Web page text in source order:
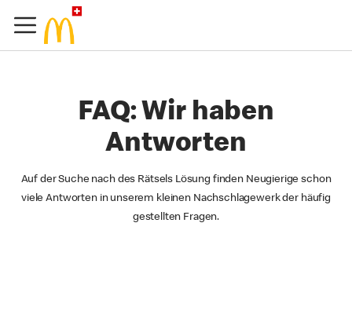
FAQ: Wir haben
Antworten
Auf der Suche nach des Rätsels Lösung finden Neugierige schon
viele Antworten in unserem kleinen Nachschlagewerk der häufig
gestellten Fragen.